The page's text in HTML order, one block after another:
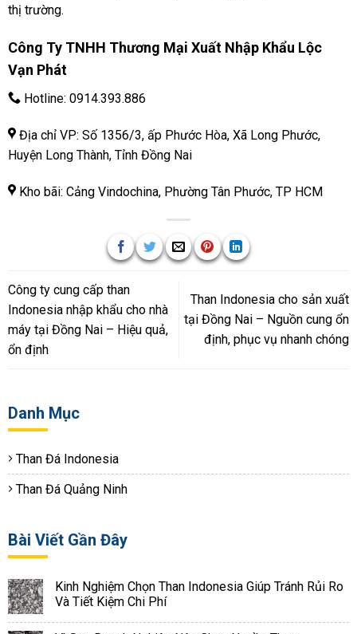
Danh Mục
Than Đá Indonesia
Than Đá Quảng Ninh
Bài Viết Gần Đây
Kinh Nghiệm Chọn Than Indonesia Giúp Tránh Rủi Ro
Và Tiết Kiệm Chi Phí
thị trường.
Công Ty TNHH Thương Mại Xuất Nhập Khẩu Lộc
Vạn Phát
Hotline: 0914.393.886
Địa chỉ VP: Số 1356/3, ấp Phước Hòa, Xã Long Phước,
Huyện Long Thành, Tỉnh Đồng Nai
Kho bãi: Cảng Vindochina, Phường Tân Phước, TP HCM
Công ty cung cấp than
Indonesia nhập khẩu cho nhà
máy tại Đồng Nai – Hiệu quả,
ổn định
Than Indonesia cho sản xuất
tại Đồng Nai – Nguồn cung ổn
định, phục vụ nhanh chóng